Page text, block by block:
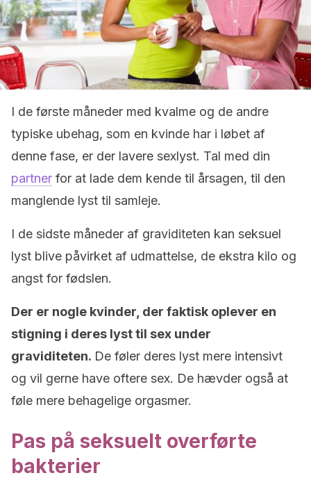
I de første måneder med kvalme og de andre
typiske ubehag, som en kvinde har i løbet af
denne fase, er der lavere sexlyst. Tal med din
partner for at lade dem kende til årsagen, til den
manglende lyst til samleje.
I de sidste måneder af graviditeten kan seksuel
lyst blive påvirket af udmattelse, de ekstra kilo og
angst for fødslen.
Der er nogle kvinder, der faktisk oplever en
stigning i deres lyst til sex under
graviditeten. De føler deres lyst mere intensivt
og vil gerne have oftere sex. De hævder også at
føle mere behagelige orgasmer.
Pas på seksuelt overførte
bakterier